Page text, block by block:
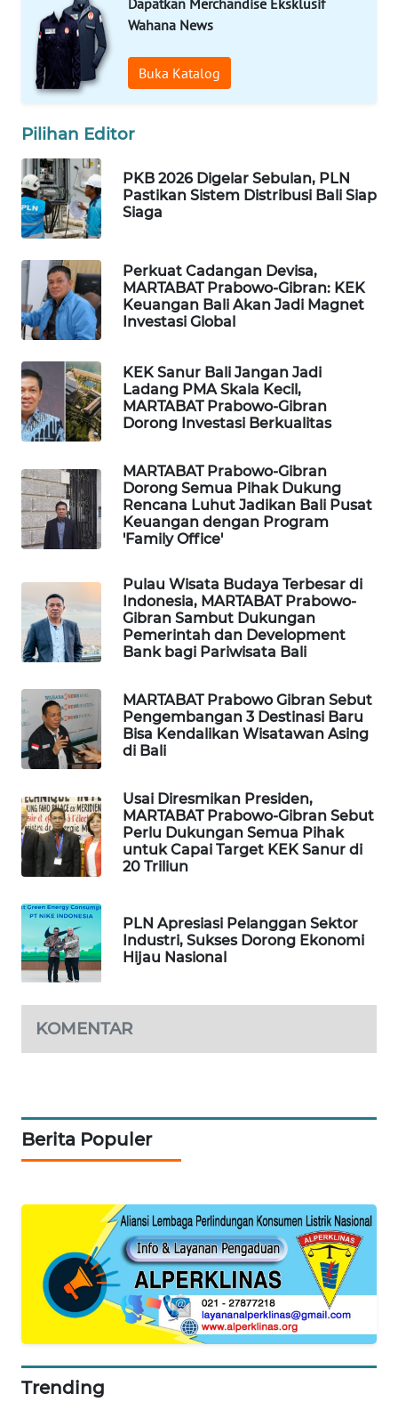
Dapatkan Merchandise Eksklusif
Wahana News
Buka Katalog
Pilihan Editor
PKB 2026 Digelar Sebulan, PLN
Pastikan Sistem Distribusi Bali Siap
Siaga
Perkuat Cadangan Devisa,
MARTABAT Prabowo-Gibran: KEK
Keuangan Bali Akan Jadi Magnet
Investasi Global
KEK Sanur Bali Jangan Jadi
Ladang PMA Skala Kecil,
MARTABAT Prabowo-Gibran
Dorong Investasi Berkualitas
MARTABAT Prabowo-Gibran
Dorong Semua Pihak Dukung
Rencana Luhut Jadikan Bali Pusat
Keuangan dengan Program
'Family Office'
Pulau Wisata Budaya Terbesar di
Indonesia, MARTABAT Prabowo-
Gibran Sambut Dukungan
Pemerintah dan Development
Bank bagi Pariwisata Bali
MARTABAT Prabowo Gibran Sebut
Pengembangan 3 Destinasi Baru
Bisa Kendalikan Wisatawan Asing
di Bali
Usai Diresmikan Presiden,
MARTABAT Prabowo-Gibran Sebut
Perlu Dukungan Semua Pihak
untuk Capai Target KEK Sanur di
20 Triliun
PLN Apresiasi Pelanggan Sektor
Industri, Sukses Dorong Ekonomi
Hijau Nasional
KOMENTAR
Berita Populer
Trending
PORTAL
KONSUMEN
FORWAMKI
FORJASIDA
NEWS
SITUNGIR
NEWS
SIDIKALANG
NEWS
SIBARAGAS
METRO
SIANTAR
NEWS
METRO
MEDAN
NEWS
JAKARTA
NEWS
KRT
KARING
NEWS
MARITIM
HUMBANG
NEWS
GARONGGANG
ENERGI
BERKAT
NEWS